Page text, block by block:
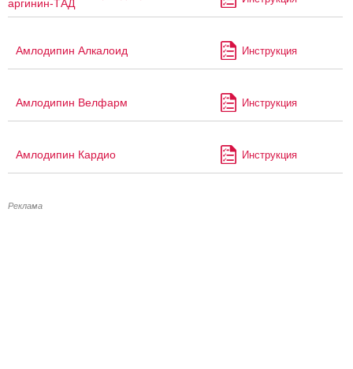
аргинин-ТАД
Амлодипин Алкалоид Инструкция
Амлодипин Велфарм Инструкция
Амлодипин Кардио Инструкция
Реклама